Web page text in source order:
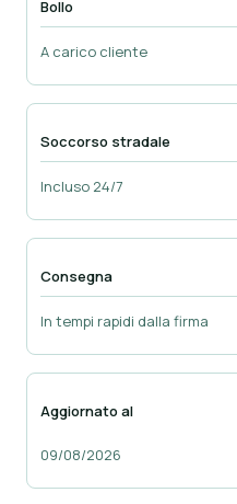
Bollo
A carico cliente
Soccorso stradale
Incluso 24/7
Consegna
In tempi rapidi dalla firma
Aggiornato al
09/08/2026